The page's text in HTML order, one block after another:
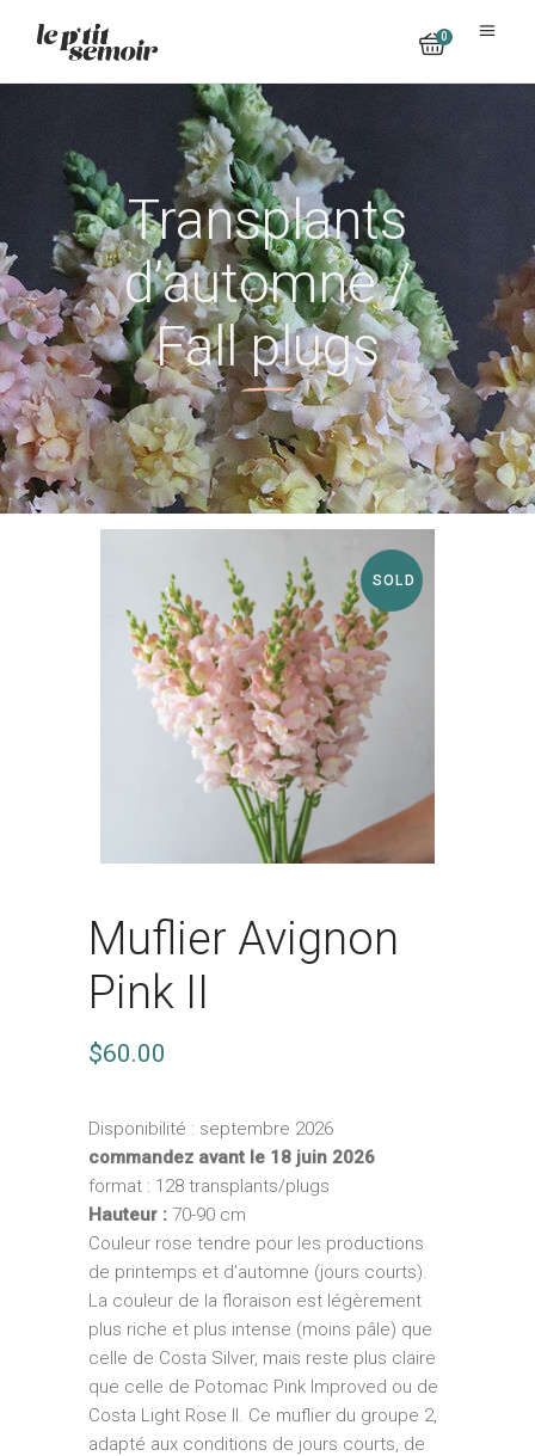
0
No products in the cart.
Transplants
d’automne /
Fall plugs
SOLD
Muflier Avignon
Pink II
$60.00
Disponibilité : septembre 2026
commandez avant le 18 juin 2026
format : 128 transplants/plugs
Hauteur : 70-90 cm
Couleur rose tendre pour les productions
de printemps et d’automne (jours courts).
La couleur de la floraison est légèrement
plus riche et plus intense (moins pâle) que
celle de Costa Silver, mais reste plus claire
que celle de Potomac Pink Improved ou de
Costa Light Rose II. Ce muflier du groupe 2,
adapté aux conditions de jours courts, de